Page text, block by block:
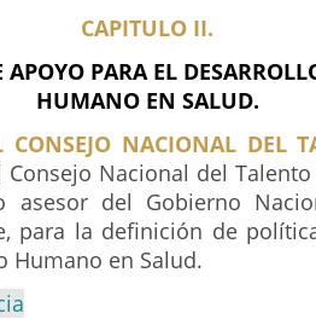
CAPITULO II.
PARA EL
HUMANO EN SALUD.
CONSEJO NACIONAL DEL
Consejo Nacional del
asesor del Gobierno
para la definición de
Humano en Salud.